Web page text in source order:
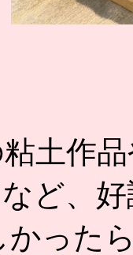
土作
ど、
かった